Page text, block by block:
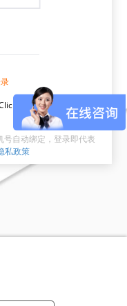
here
号自动绑定，登录即代表
私政策